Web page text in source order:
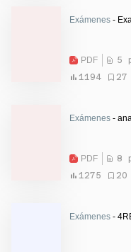
Exámenes -
PDF
5
1194
27
Exámenes -
PDF
8
1275
20
Exámenes -